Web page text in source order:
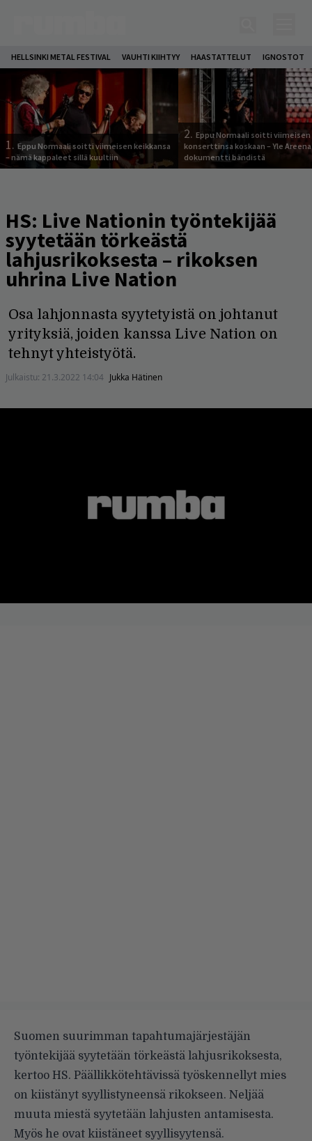
HELLSINKI METAL FESTIVAL VAUHTI KIIHTYY HAASTATTELUT IGNOSTOT
1. Eppu Normaali soitti viimeisen keikkansa
– nämä kappaleet sillä kuultiin
2. Eppu Normaali soitti viimeisen
konserttinsa koskaan – Yle
dokumentti bändistä
HS: Live Nationin työntekijää
syytetään törkeästä
lahjusrikoksesta – rikoksen
uhrina Live Nation
Osa lahjonnasta syytetyistä on johtanut
yrityksiä, joiden kanssa Live Nation on
tehnyt yhteistyötä.
Julkaistu: 21.3.2022 14:04 Jukka Hätinen
Suomen suurimman tapahtumajärjestäjän
työntekijää syytetään törkeästä lahjusrikoksesta,
kertoo HS. Päällikkötehtävissä työskennellyt mies
on kiistänyt syyllistyneensä rikokseen. Neljää
muuta miestä syytetään lahjusten antamisesta.
Myös he ovat kiistäneet syyllisyytensä.